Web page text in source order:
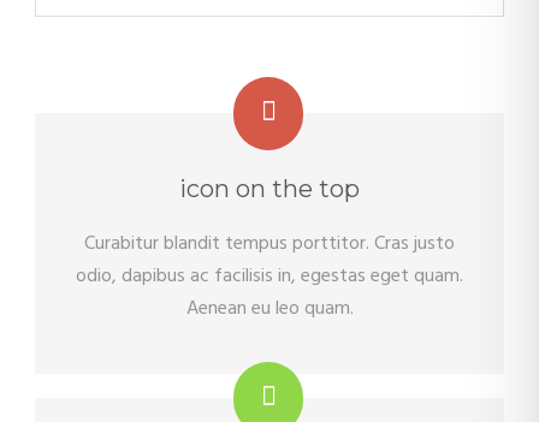
icon on the top
Curabitur blandit tempus porttitor. Cras justo
odio, dapibus ac facilisis in, egestas eget quam.
Aenean eu leo quam.